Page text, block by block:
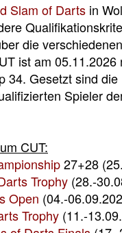
Slam of Darts in
die
ist am 05.11.2026
34. Gesetzt sind
Spieler
CUT:
27+28
Trophy (28.-
Open (04.-
Trophy (11.-